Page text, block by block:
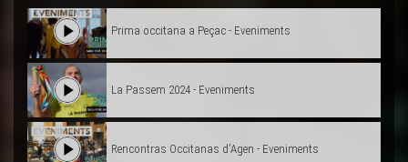
Prima occitana a Peçac - Eveniments
La Passem 2024 - Eveniments
Rencontras Occitanas d'Agen - Eveniments